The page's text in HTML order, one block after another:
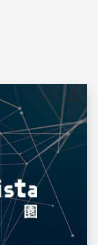
儲存